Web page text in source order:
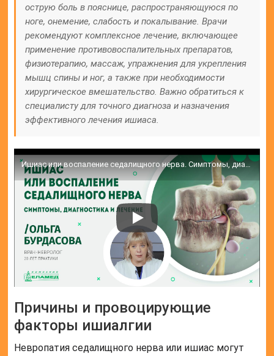
острую боль в пояснице, распространяющуюся по
ноге, онемение, слабость и покалывание. Врачи
рекомендуют комплексное лечение, включающее
применение противовоспалительных препаратов,
физиотерапию, массаж, упражнения для укрепления
мышц спины и ног, а также при необходимости
хирургическое вмешательство. Важно обратиться к
специалисту для точного диагноза и назначения
эффективного лечения ишиаса.
Ишиас или воспаление седалищного нерва. Симптомы, диагностика и лечение | Ольга Бурдасова
Причины и провоцирующие
факторы ишиалгии
Невропатия седалищного нерва или ишиас могут